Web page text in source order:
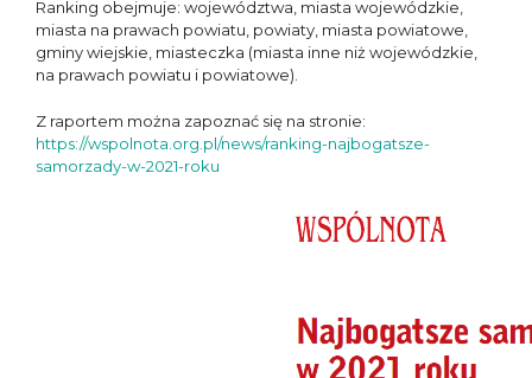
Ranking obejmuje: województwa, miasta wojewódzkie,
miasta na prawach powiatu, powiaty, miasta powiatowe,
gminy wiejskie, miasteczka (miasta inne niż wojewódzkie,
na prawach powiatu i powiatowe).
Z raportem można zapoznać się na stronie:
https://wspolnota.org.pl/news/ranking-najbogatsze-
samorzady-w-2021-roku